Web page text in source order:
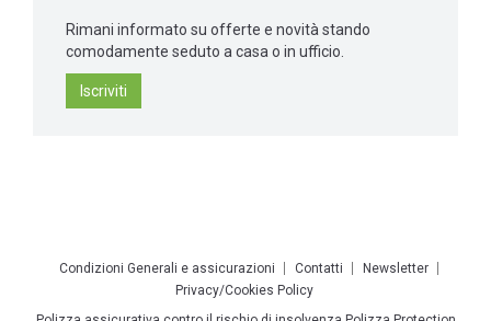
Rimani informato su offerte e novità stando
comodamente seduto a casa o in ufficio.
Iscriviti
Condizioni Generali e assicurazioni Contatti
Newsletter
Privacy/Cookies Policy